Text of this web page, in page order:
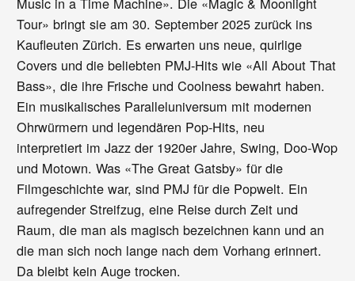
Tour» bringt sie am 30. September 2025 zurück ins
Kaufleuten Zürich. Es erwarten uns neue, quirlige
Covers und die beliebten PMJ-Hits wie «All About That
Bass», die ihre Frische und Coolness bewahrt haben.
Ein musikalisches Paralleluniversum mit modernen
Ohrwürmern und legendären Pop-Hits, neu
interpretiert im Jazz der 1920er Jahre, Swing, Doo-Wop
und Motown. Was «The Great Gatsby» für die
Filmgeschichte war, sind PMJ für die Popwelt. Ein
aufregender Streifzug, eine Reise durch Zeit und
Raum, die man als magisch bezeichnen kann und an
die man sich noch lange nach dem Vorhang erinnert.
Da bleibt kein Auge trocken.